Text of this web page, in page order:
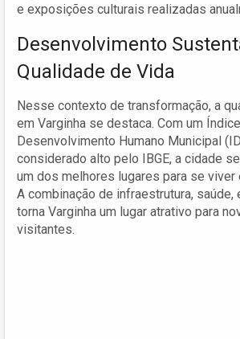
e exposições culturais realizadas
Desenvolvimento
Qualidade de Vida
Nesse contexto de transformação, a
em Varginha se destaca. Com um
Desenvolvimento Humano Municipal
considerado alto pelo IBGE, a cidade
um dos melhores lugares para se viver
A combinação de infraestrutura, saúde,
torna Varginha um lugar atrativo para
visitantes.